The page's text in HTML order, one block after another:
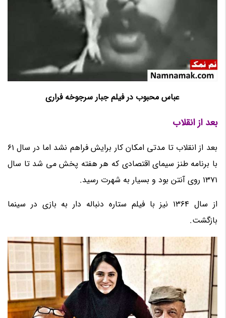
عباس محبوب در فیلم جبار سرجوخه فراری
بعد از انقلاب
بعد از انقلاب تا مدتی امکان کار برایش فراهم نشد اما در سال 61
با برنامه طنز سیمای اقتصادی که هر هفته پخش می شد تا سال
1371 روی آنتن بود و بسیار به شهرت رسید.
از سال 1364 نیز با فیلم ستاره دنباله دار به بازی در سینما
بازگشت.